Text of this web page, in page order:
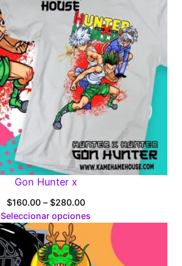
Gon Hunter x
$160.00 – $280.00Price
range:
$160.00
through
$280.00
Seleccionar opciones